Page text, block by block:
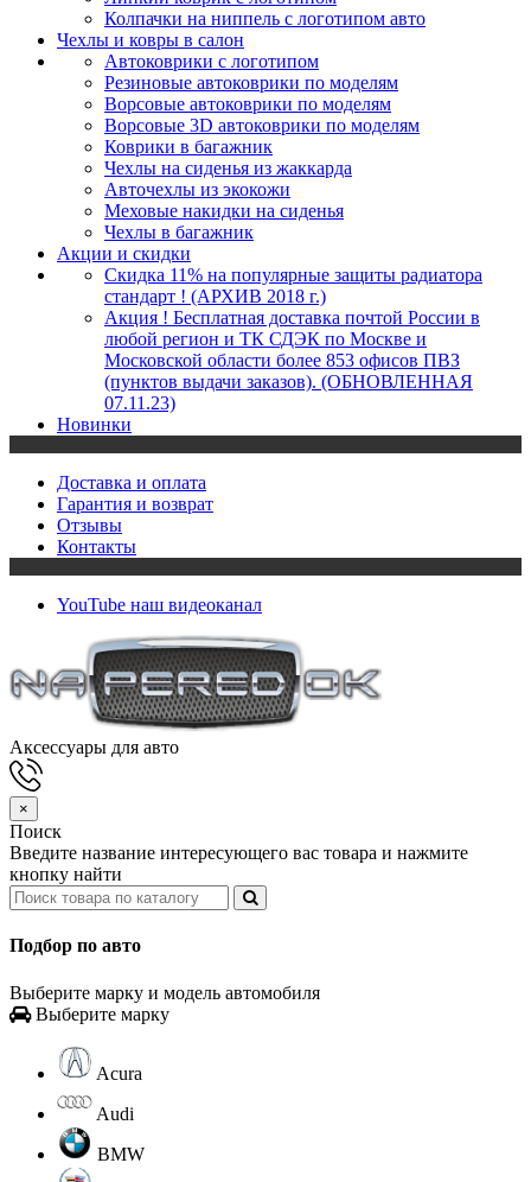
Колпачки на ниппель с логотипом авто
Чехлы и ковры в салон
Автоковрики с логотипом
Резиновые автоковрики по моделям
Ворсовые автоковрики по моделям
Ворсовые 3D автоковрики по моделям
Коврики в багажник
Чехлы на сиденья из жаккарда
Авточехлы из экокожи
Меховые накидки на сиденья
Чехлы в багажник
Акции и скидки
Скидка 11% на популярные защиты радиатора
стандарт ! (АРХИВ 2018 г.)
Акция ! Бесплатная доставка почтой России в
любой регион и ТК СДЭК по Москве и
Московской области более 853 офисов ПВЗ
(пунктов выдачи заказов). (ОБНОВЛЕННАЯ
07.11.23)
Новинки
Доставка и оплата
Гарантия и возврат
Отзывы
Контакты
YouTube наш видеоканал
Аксессуары для авто
×
Поиск
Введите название интересующего вас товара и нажмите
кнопку найти
Подбор по авто
Выберите марку и модель автомобиля
Выберите марку
Acura
Audi
BMW